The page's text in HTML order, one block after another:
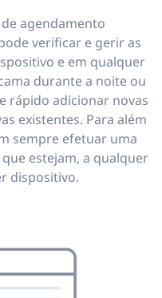
agendamento
verificar e gerir as
e em qualquer
durante a noite ou
rápido adicionar novas
existentes. Para além
sempre efetuar uma
estejam, a qualquer
dispositivo.